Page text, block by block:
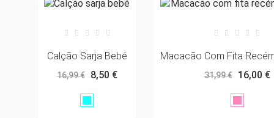
Calção Sarja Bebé
16,99 € 8,50 €
Verde
Macacão Com Fita
31,99 € 16,00 €
Rosa